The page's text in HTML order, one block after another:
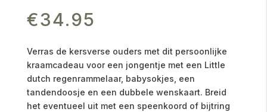
€34.95
Verras de kersverse ouders met dit persoonlijke
kraamcadeau voor een jongentje met een Little
dutch regenrammelaar, babysokjes, een
tandendoosje en een dubbele wenskaart. Breid
het eventueel uit met een speenkoord of bijtring